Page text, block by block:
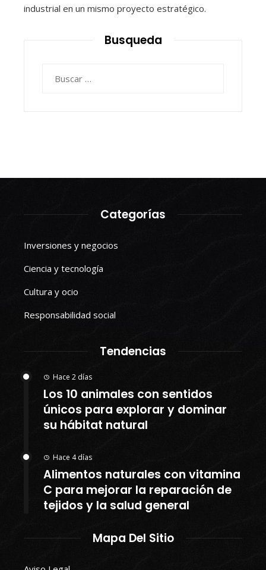
industrial en un mismo proyecto estratégico.
Busqueda
Categorías
Inversiones y negocios
Ciencia y tecnología
Cultura y ocio
Responsabilidad social
Tendencias
Hace 2 días
Los 10 animales con sentidos
únicos para explorar y dominar
su hábitat natural
Hace 4 días
Alimentos naturales con vitamina
C para mejorar la reparación de
tejidos y la salud general
Mapa Del Sitio